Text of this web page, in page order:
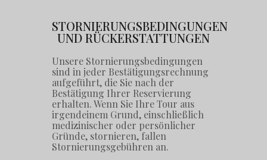
STORNIERUNGSBEDINGUNGEN
UND RÜCKERSTATTUNGEN
Unsere Stornierungsbedingungen
sind in jeder Bestätigungsrechnung
aufgeführt, die Sie nach der
Bestätigung Ihrer Reservierung
erhalten. Wenn Sie Ihre Tour aus
irgendeinem Grund, einschließlich
medizinischer oder persönlicher
Gründe, stornieren, fallen
Stornierungsgebühren an.